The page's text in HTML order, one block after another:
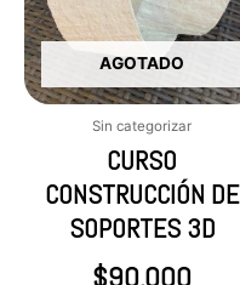
AGOTADO
Sin categorizar
CURSO
CONSTRUCCIÓN DE
SOPORTES 3D
$90.000